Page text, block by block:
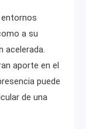
a su
acelerada.
aporte en el
puede
de una